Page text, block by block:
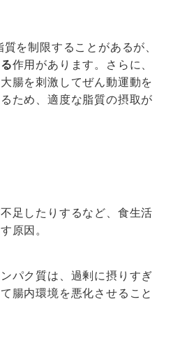
を制限することがあるが、
作用があります。さらに、
腸を刺激してぜん動運動を
ため、適度な脂質の摂取が
足したりするなど、食生活
原因。
パク質は、過剰に摂りすぎ
腸内環境を悪化させること